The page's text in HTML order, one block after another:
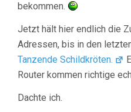
bekommen.
Jetzt hält hier endlich die
Adressen, bis in den
Tanzende Schildkröten.
Router kommen richtige
Dachte ich.